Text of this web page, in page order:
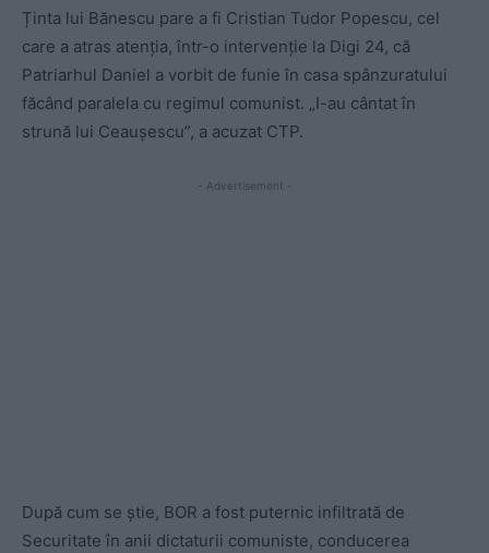
Ținta lui Bănescu pare a fi Cristian Tudor Popescu, cel
care a atras atenția, într-o intervenție la Digi 24, că
Patriarhul Daniel a vorbit de funie în casa spânzuratului
făcând paralela cu regimul comunist. „I-au cântat în
strună lui Ceaușescu”, a acuzat CTP.
- Advertisement -
După cum se știe, BOR a fost puternic infiltrată de
Securitate în anii dictaturii comuniste, conducerea